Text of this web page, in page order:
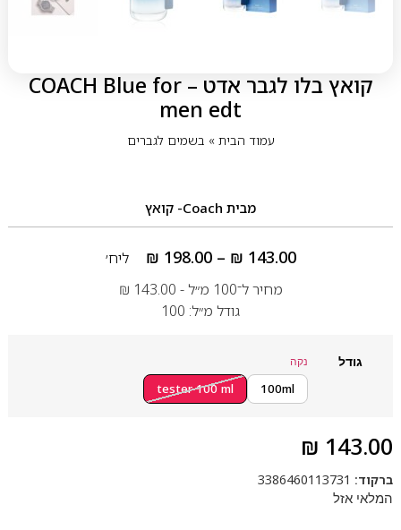
קואץ בלו לגבר אדט – COACH Blue for
men edt
עמוד הבית» בשמים לגברים
מבית Coach- קואץ
₪ 143.00
–
₪ 198.00
ליח׳
מחיר ל־100 מ״ל -
₪ 143.00
גודל מ״ל: 100
גודל נקה
100ml
tester 100 ml
₪ 143.00
ברקוד: 3386460113731
המלאי אזל